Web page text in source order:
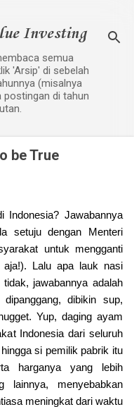
Investing
semua
'Arsip' di sebelah
(misalnya
postingan di tahun
be True
Indonesia? Jawabannya
setuju dengan Menteri
untuk mengganti
aja!). Lalu apa lauk nasi
jawabannya adalah
dibikin sup,
Yup, daging ayam
Indonesia dari seluruh
si pemilik pabrik itu
harganya yang lebih
lainnya, menyebabkan
meningkat dari waktu